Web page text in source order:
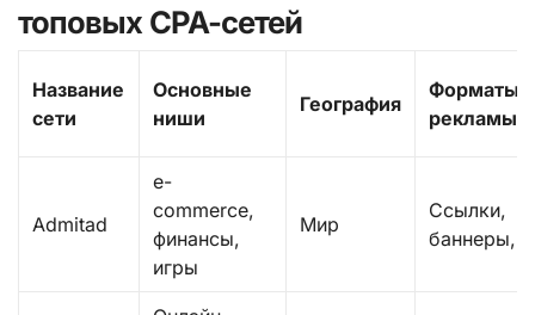
топовых CPA-сетей
Название
сети
Основные
ниши
География
Форматы
рекламы
Admitad
e-
commerce,
финансы,
игры
Мир
Ссылки,
баннеры,